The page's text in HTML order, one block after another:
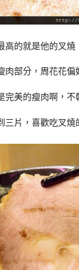
高的就是他的叉燒
肉部分，周花花
完美的瘦肉啊，
三片，喜歡吃叉燒